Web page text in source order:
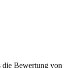
die Bewertung von